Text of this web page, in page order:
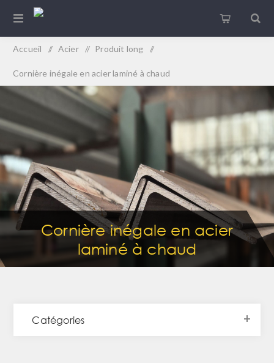
Accueil / Acier / Produit long /
Cornière inégale en acier laminé à chaud
Cornière inégale en acier
laminé à chaud
Catégories